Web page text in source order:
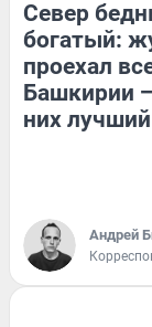
Север
богатый:
проехал
Башкирии
них лучший
Андрей